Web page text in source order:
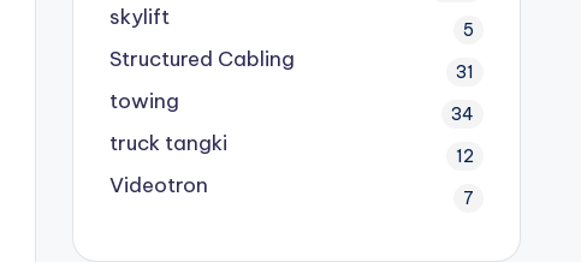
skylift 5
Structured Cabling 31
towing 34
truck tangki 12
Videotron 7